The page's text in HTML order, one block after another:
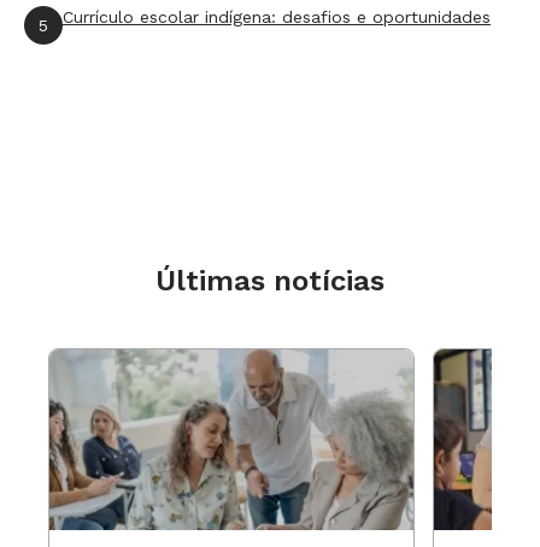
explorando técnicas, cores e formas variadas.
5 Currículo escolar indígena: desafios e oportunidades
Últimas notícias